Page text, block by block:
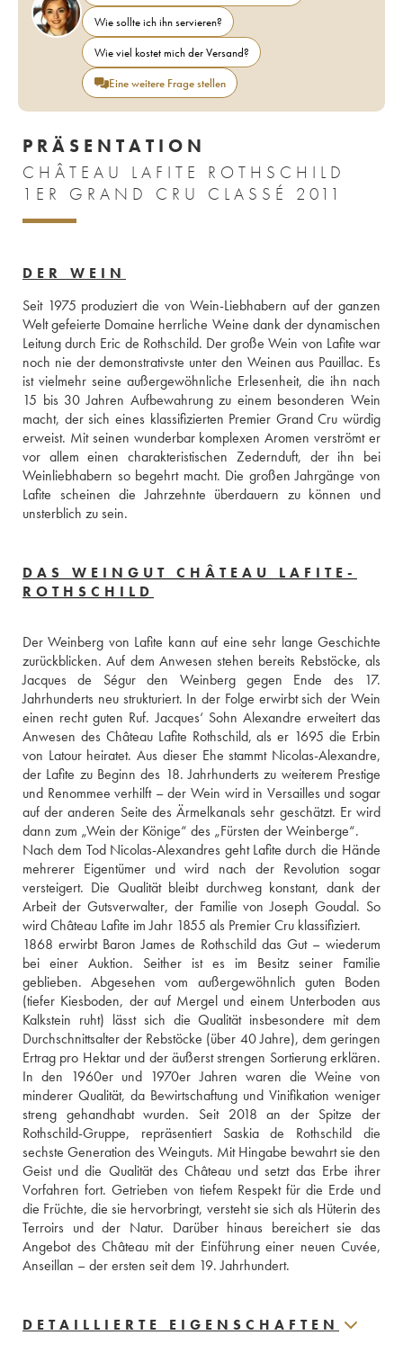
Wie sollte ich ihn servieren?
Wie viel kostet mich der Versand?
Eine weitere Frage stellen
PRÄSENTATION
CHÂTEAU LAFITE ROTHSCHILD
1ER GRAND CRU CLASSÉ 2011
DER WEIN
Seit 1975 produziert die von Wein-Liebhabern auf der ganzen
Welt gefeierte Domaine herrliche Weine dank der dynamischen
Leitung durch Eric de Rothschild. Der große Wein von Lafite war
noch nie der demonstrativste unter den Weinen aus Pauillac. Es
ist vielmehr seine außergewöhnliche Erlesenheit, die ihn nach
15 bis 30 Jahren Aufbewahrung zu einem besonderen Wein
macht, der sich eines klassifizierten Premier Grand Cru würdig
erweist. Mit seinen wunderbar komplexen Aromen verströmt er
vor allem einen charakteristischen Zedernduft, der ihn bei
Weinliebhabern so begehrt macht. Die großen Jahrgänge von
Lafite scheinen die Jahrzehnte überdauern zu können und
unsterblich zu sein.
DAS WEINGUT CHÂTEAU LAFITE-
ROTHSCHILD
Der Weinberg von Lafite kann auf eine sehr lange Geschichte
zurückblicken. Auf dem Anwesen stehen bereits Rebstöcke, als
Jacques de Ségur den Weinberg gegen Ende des 17.
Jahrhunderts neu strukturiert. In der Folge erwirbt sich der Wein
einen recht guten Ruf. Jacques‘ Sohn Alexandre erweitert das
Anwesen des Château Lafite Rothschild, als er 1695 die Erbin
von Latour heiratet. Aus dieser Ehe stammt Nicolas-Alexandre,
der Lafite zu Beginn des 18. Jahrhunderts zu weiterem Prestige
und Renommee verhilft – der Wein wird in Versailles und sogar
auf der anderen Seite des Ärmelkanals sehr geschätzt. Er wird
dann zum „Wein der Könige“ des „Fürsten der Weinberge“.
Nach dem Tod Nicolas-Alexandres geht Lafite durch die Hände
mehrerer Eigentümer und wird nach der Revolution sogar
versteigert. Die Qualität bleibt durchweg konstant, dank der
Arbeit der Gutsverwalter, der Familie von Joseph Goudal. So
wird Château Lafite im Jahr 1855 als Premier Cru klassifiziert.
1868 erwirbt Baron James de Rothschild das Gut – wiederum
bei einer Auktion. Seither ist es im Besitz seiner Familie
geblieben. Abgesehen vom außergewöhnlich guten Boden
(tiefer Kiesboden, der auf Mergel und einem Unterboden aus
Kalkstein ruht) lässt sich die Qualität insbesondere mit dem
Durchschnittsalter der Rebstöcke (über 40 Jahre), dem geringen
Ertrag pro Hektar und der äußerst strengen Sortierung erklären.
In den 1960er und 1970er Jahren waren die Weine von
minderer Qualität, da Bewirtschaftung und Vinifikation weniger
streng gehandhabt wurden. Seit 2018 an der Spitze der
Rothschild-Gruppe, repräsentiert Saskia de Rothschild die
sechste Generation des Weinguts. Mit Hingabe bewahrt sie den
Geist und die Qualität des Château und setzt das Erbe ihrer
Vorfahren fort. Getrieben von tiefem Respekt für die Erde und
die Früchte, die sie hervorbringt, versteht sie sich als Hüterin des
Terroirs und der Natur. Darüber hinaus bereichert sie das
Angebot des Château mit der Einführung einer neuen Cuvée,
Anseillan – der ersten seit dem 19. Jahrhundert.
DETAILLIERTE EIGENSCHAFTEN